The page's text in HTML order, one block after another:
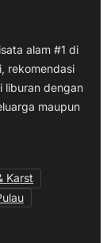
alam #1 di
rekomendasi
liburan dengan
maupun
Karst